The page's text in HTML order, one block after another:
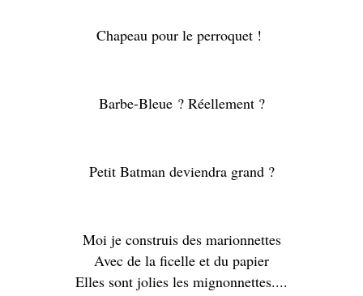
Chapeau pour le perroquet !
Barbe-Bleue ? Réellement ?
Petit Batman deviendra grand ?
Moi je construis des marionnettes
Avec de la ficelle et du papier
Elles sont jolies les mignonnettes....